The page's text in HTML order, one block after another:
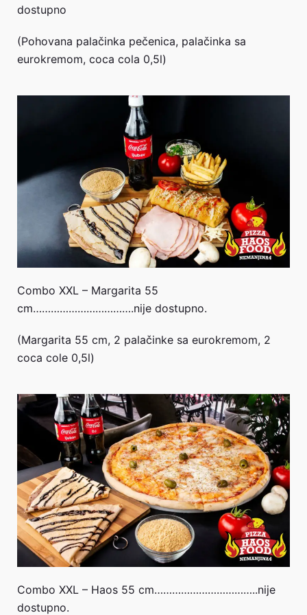
dostupno
(Pohovana palačinka pečenica, palačinka sa
eurokremom, coca cola 0,5l)
Combo XXL – Margarita 55
cm…………………………….nije dostupno.
(Margarita 55 cm, 2 palačinke sa eurokremom, 2
coca cole 0,5l)
Combo XXL – Haos 55 cm……………………………..nije
dostupno.